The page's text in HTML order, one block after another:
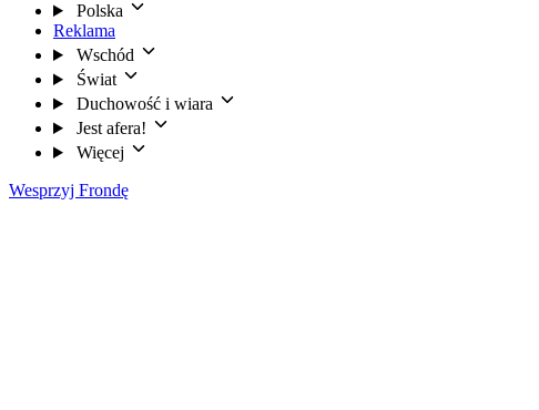
Polska
Reklama
Wschód
Świat
Duchowość i wiara
Jest afera!
Więcej
Wesprzyj Frondę